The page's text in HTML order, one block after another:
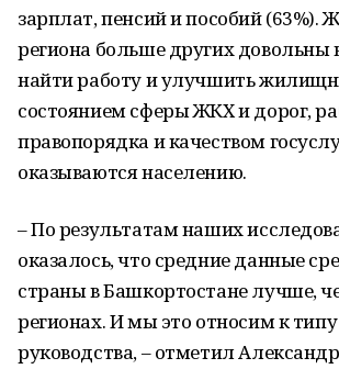
зарплат, пенсий и пособий (63%).
региона больше других довольны
найти работу и улучшить
состоянием сферы ЖКХ и дорог,
правопорядка и качеством
оказываются населению.
– По результатам наших
оказалось, что средние данные
страны в Башкортостане лучше,
регионах. И мы это относим к
руководства, – отметил